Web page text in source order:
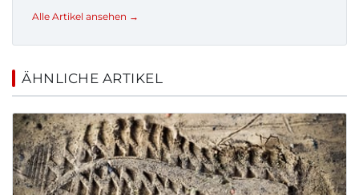
Alle Artikel ansehen →
ÄHNLICHE ARTIKEL